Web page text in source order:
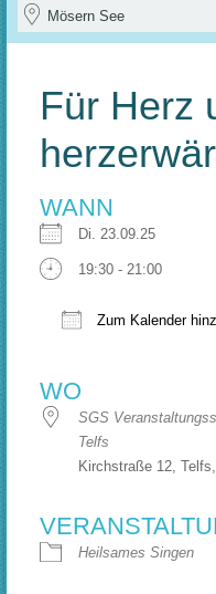
Mösern See
Für Herz
WANN
Di. 23.09.25
19:30 - 21:00
Zum Kalender
WO
SGS
Telfs
Kirchstraße 12,
Heilsames Singen